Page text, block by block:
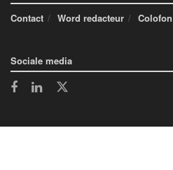
Contact
Word redacteur Colofon
Sociale media